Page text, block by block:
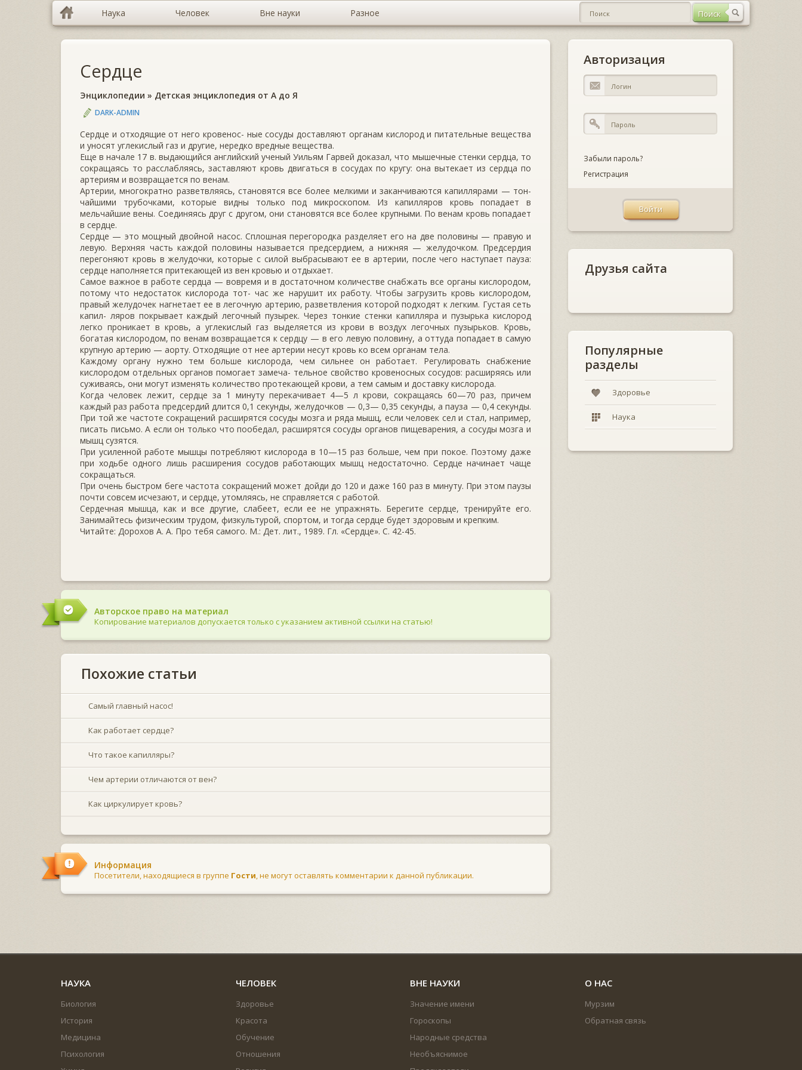
Наука Человек Вне науки Разное
Сердце
Энциклопедии » Детская энциклопедия от А до Я
DARK-ADMIN
Сердце и отходящие от него кровенос- ные сосуды доставляют органам кислород и питательные вещества
и уносят углекислый газ и другие, нередко вредные вещества.
Еще в начале 17 в. выдающийся английский ученый Уильям Гарвей доказал, что мышечные стенки сердца, то
сокращаясь то расслабляясь, заставляют кровь двигаться в сосудах по кругу: она вытекает из сердца по
артериям и возвращается по венам.
Артерии, многократно разветвляясь, становятся все более мелкими и заканчиваются капиллярами — тон-
чайшими трубочками, которые видны только под микроскопом. Из капилляров кровь попадает в
мельчайшие вены. Соединяясь друг с другом, они становятся все более крупными. По венам кровь попадает
в сердце.
Сердце — это мощный двойной насос. Сплошная перегородка разделяет его на две половины — правую и
левую. Верхняя часть каждой половины называется предсердием, а нижняя — желудочком. Предсердия
перегоняют кровь в желудочки, которые с силой выбрасывают ее в артерии, после чего наступает пауза:
сердце наполняется притекающей из вен кровью и отдыхает.
Самое важное в работе сердца — вовремя и в достаточном количестве снабжать все органы кислородом,
потому что недостаток кислорода тот- час же нарушит их работу. Чтобы загрузить кровь кислородом,
правый желудочек нагнетает ее в легочную артерию, разветвления которой подходят к легким. Густая сеть
капил- ляров покрывает каждый легочный пузырек. Через тонкие стенки капилляра и пузырька кислород
легко проникает в кровь, а углекислый газ выделяется из крови в воздух легочных пузырьков. Кровь,
богатая кислородом, по венам возвращается к сердцу — в его левую половину, а оттуда попадает в самую
крупную артерию — аорту. Отходящие от нее артерии несут кровь ко всем органам тела.
Каждому органу нужно тем больше кислорода, чем сильнее он работает. Регулировать снабжение
кислородом отдельных органов помогает замеча- тельное свойство кровеносных сосудов: расширяясь или
суживаясь, они могут изменять количество протекающей крови, а тем самым и доставку кислорода.
Когда человек лежит, сердце за 1 минуту перекачивает 4—5 л крови, сокращаясь 60—70 раз, причем
каждый раз работа предсердий длится 0,1 секунды, желудочков — 0,3— 0,35 секунды, а пауза — 0,4 секунды.
При той же частоте сокращений расширятся сосуды мозга и ряда мышц, если человек сел и стал, например,
писать письмо. А если он только что пообедал, расширятся сосуды органов пищеварения, а сосуды мозга и
мышц сузятся.
При усиленной работе мышцы потребляют кислорода в 10—15 раз больше, чем при покое. Поэтому даже
при ходьбе одного лишь расширения сосудов работающих мышц недостаточно. Сердце начинает чаще
сокращаться.
При очень быстром беге частота сокращений может дойди до 120 и даже 160 раз в минуту. При этом паузы
почти совсем исчезают, и сердце, утомляясь, не справляется с работой.
Сердечная мышца, как и все другие, слабеет, если ее не упражнять. Берегите сердце, тренируйте его.
Занимайтесь физическим трудом, физкультурой, спортом, и тогда сердце будет здоровым и крепким.
Читайте: Дорохов А. А. Про тебя самого. М.: Дет. лит., 1989. Гл. «Сердце». С. 42-45.
Авторское право на материал
Копирование материалов допускается только с указанием активной ссылки на статью!
Похожие статьи
Самый главный насос!
Как работает сердце?
Что такое капилляры?
Чем артерии отличаются от вен?
Как циркулирует кровь?
Информация
Посетители, находящиеся в группе Гости, не могут оставлять комментарии к данной публикации.
Авторизация
Забыли пароль?
Регистрация
Друзья сайта
Популярные
разделы
Здоровье
Наука
НАУКА
Биология
История
Медицина
Психология
ЧЕЛОВЕК
Здоровье
Красота
Обучение
Отношения
ВНЕ НАУКИ
Значение имени
Гороскопы
Народные средства
Необъяснимое
О НАС
Мурзим
Обратная связь